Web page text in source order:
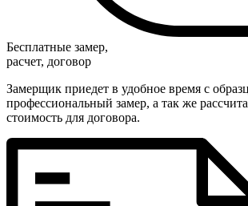
Бесплатные замер,
расчет, договор
Замерщик приедет в удобное время с
профессиональный замер, а так же
стоимость для договора.